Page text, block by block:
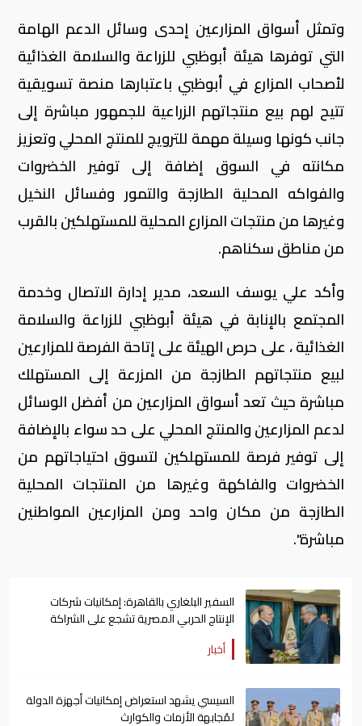
وتمثل أسواق المزارعين إحدى وسائل الدعم الهامة
التي توفرها هيئة أبوظبي للزراعة والسلامة الغذائية
لأصحاب المزارع في أبوظبي باعتبارها منصة تسويقية
تتيح لهم بيع منتجاتهم الزراعية للجمهور مباشرة إلى
جانب كونها وسيلة مهمة للترويج للمنتج المحلي وتعزيز
مكانته في السوق إضافة إلى توفير الخضروات
والفواكه المحلية الطازجة والتمور وفسائل النخيل
وغيرها من منتجات المزارع المحلية للمستهلكين بالقرب
من مناطق سكناهم.
وأكد علي يوسف السعد، مدير إدارة الاتصال وخدمة
المجتمع بالإنابة في هيئة أبوظبي للزراعة والسلامة
الغذائية ، على حرص الهيئة على إتاحة الفرصة للمزارعين
لبيع منتجاتهم الطازجة من المزرعة إلى المستهلك
مباشرة حيث تعد أسواق المزارعين من أفضل الوسائل
لدعم المزارعين والمنتج المحلي على حد سواء بالإضافة
إلى توفير فرصة للمستهلكين لتسوق احتياجاتهم من
الخضروات والفاكهة وغيرها من المنتجات المحلية
الطازجة من مكان واحد ومن المزارعين المواطنين
مباشرة".
السفير البلغاري بالقاهرة: إمكانيات شركات
الإنتاج الحربي المصرية تشجع على الشراكة
معها
أخبار
السيسي يشهد استعراض إمكانيات أجهزة الدولة
لمُجابهة الأزمات والكوارث